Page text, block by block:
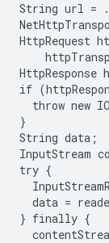
String url =
HttpRequest
HttpResponse
if
throw new
}
String data;
InputStream
try {
data =
} finally {